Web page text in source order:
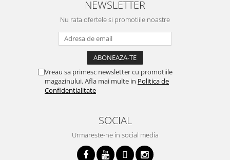
NEWSLETTER
Nu rata ofertele si promotiile noastre
Vreau sa primesc newsletter cu promotiile
magazinului. Afla mai multe in Politica de
Confidentialitate
SOCIAL
Urmareste-ne in social media